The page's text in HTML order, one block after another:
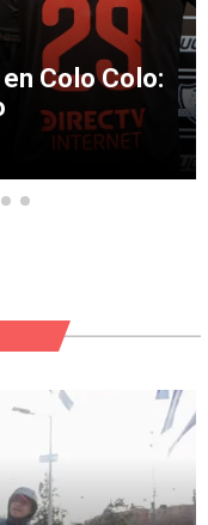
Colo Colo: